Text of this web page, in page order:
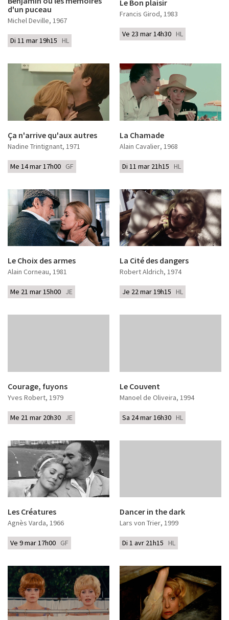
d'un puceau
Michel Deville, 1967
Di 11 mar 19h15 HL
Le Bon plaisir
Francis Girod, 1983
Ve 23 mar 14h30 HL
Ça n'arrive qu'aux autres
Nadine Trintignant, 1971
Me 14 mar 17h00 GF
La Chamade
Alain Cavalier, 1968
Di 11 mar 21h15 HL
Le Choix des armes
Alain Corneau, 1981
Me 21 mar 15h00 JE
La Cité des dangers
Robert Aldrich, 1974
Je 22 mar 19h15 HL
Courage, fuyons
Yves Robert, 1979
Me 21 mar 20h30 JE
Le Couvent
Manoel de Oliveira, 1994
Sa 24 mar 16h30 HL
Les Créatures
Agnès Varda, 1966
Ve 9 mar 17h00 GF
Dancer in the dark
Lars von Trier, 1999
Di 1 avr 21h15 HL